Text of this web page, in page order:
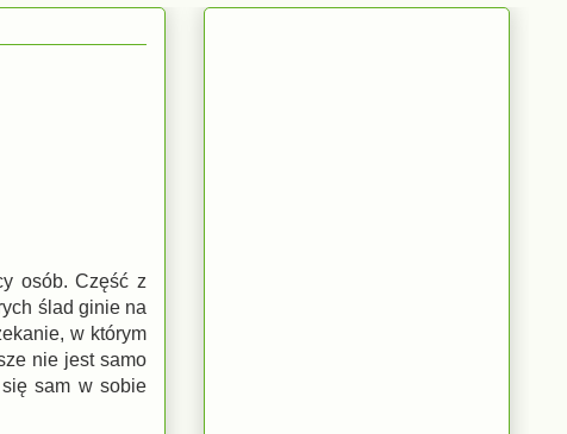
osób. Część z
ślad ginie na
w którym
nie jest samo
sam w sobie